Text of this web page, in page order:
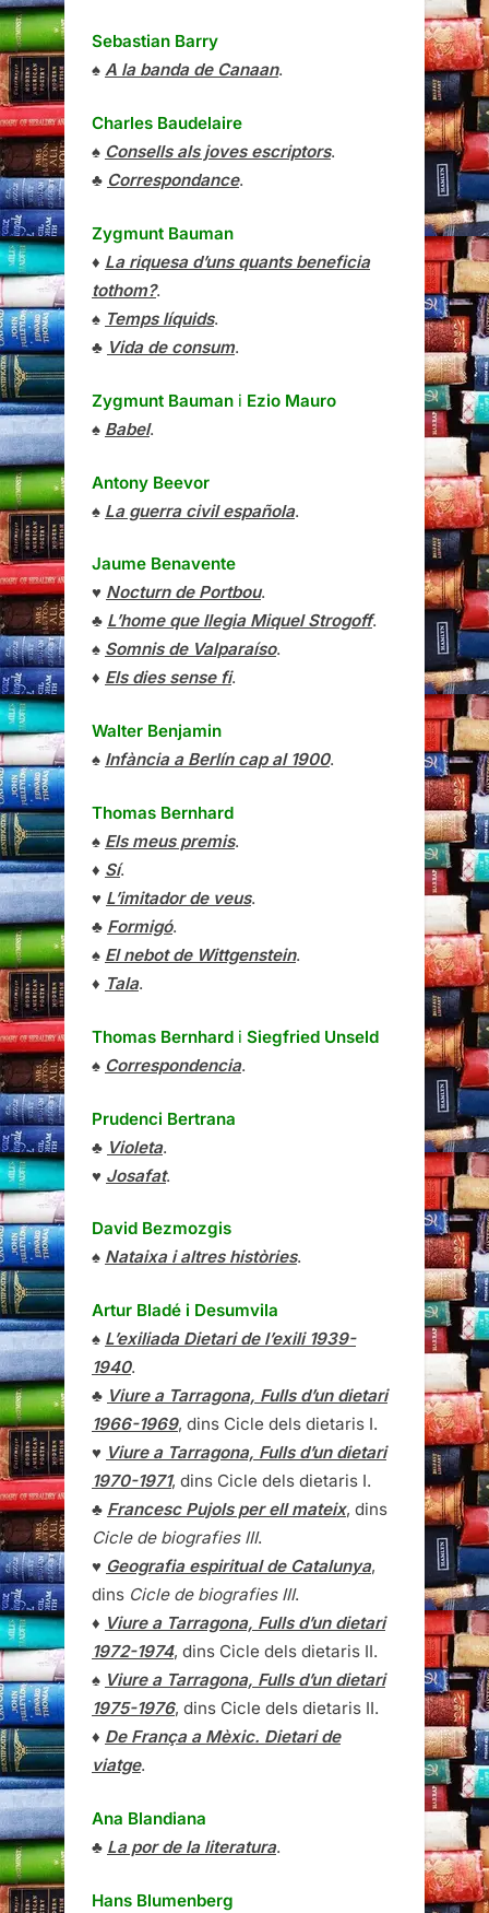
Sebastian Barry
♠ A la banda de Canaan.
Charles Baudelaire
♠ Consells als joves escriptors.
♣ Correspondance.
Zygmunt Bauman
♦ La riquesa d’uns quants beneficia
tothom?.
♠ Temps líquids.
♣ Vida de consum.
Zygmunt Bauman i Ezio Mauro
♠ Babel.
Antony Beevor
♠ La guerra civil española.
Jaume Benavente
♥ Nocturn de Portbou.
♣ L’home que llegia Miquel Strogoff.
♠ Somnis de Valparaíso.
♦ Els dies sense fi.
Walter Benjamin
♠ Infància a Berlín cap al 1900.
Thomas Bernhard
♠ Els meus premis.
♦ Sí.
♥ L’imitador de veus.
♣ Formigó.
♠ El nebot de Wittgenstein.
♦ Tala.
Thomas Bernhard i Siegfried Unseld
♠ Correspondencia.
Prudenci Bertrana
♣ Violeta.
♥ Josafat.
David Bezmozgis
♠ Nataixa i altres històries.
Artur Bladé i Desumvila
♠ L’exiliada Dietari de l’exili 1939-
1940.
♣ Viure a Tarragona, Fulls d’un dietari
1966-1969, dins Cicle dels dietaris I.
♥ Viure a Tarragona, Fulls d’un dietari
1970-1971, dins Cicle dels dietaris I.
♣ Francesc Pujols per ell mateix, dins
Cicle de biografies III.
♥ Geografia espiritual de Catalunya,
dins Cicle de biografies III.
♦ Viure a Tarragona, Fulls d’un dietari
1972-1974, dins Cicle dels dietaris II.
♠ Viure a Tarragona, Fulls d’un dietari
1975-1976, dins Cicle dels dietaris II.
♦ De França a Mèxic. Dietari de
viatge.
Ana Blandiana
♣ La por de la literatura.
Hans Blumenberg